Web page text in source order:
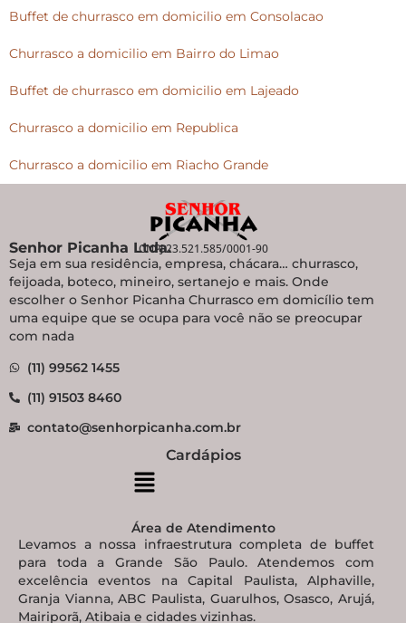
Buffet de churrasco em domicilio em Consolacao
Churrasco a domicilio em Bairro do Limao
Buffet de churrasco em domicilio em Lajeado
Churrasco a domicilio em Republica
Churrasco a domicilio em Riacho Grande
Senhor Picanha Ltda.CNPJ 23.521.585/0001-90
Seja em sua residência, empresa, chácara… churrasco,
feijoada, boteco, mineiro, sertanejo e mais. Onde
escolher o Senhor Picanha Churrasco em domicílio tem
uma equipe que se ocupa para você não se preocupar
com nada
(11) 99562 1455
(11) 91503 8460
contato@senhorpicanha.com.br
Cardápios
Área de Atendimento
Levamos a nossa infraestrutura completa de buffet
para toda a Grande São Paulo. Atendemos com
excelência eventos na Capital Paulista, Alphaville,
Granja Vianna, ABC Paulista, Guarulhos, Osasco, Arujá,
Mairiporã, Atibaia e cidades vizinhas.